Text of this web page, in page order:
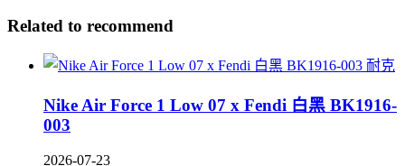
Related to recommend
耐克
Nike Air Force 1 Low 07 x Fendi 白黑 BK1916-
003
2026-07-23